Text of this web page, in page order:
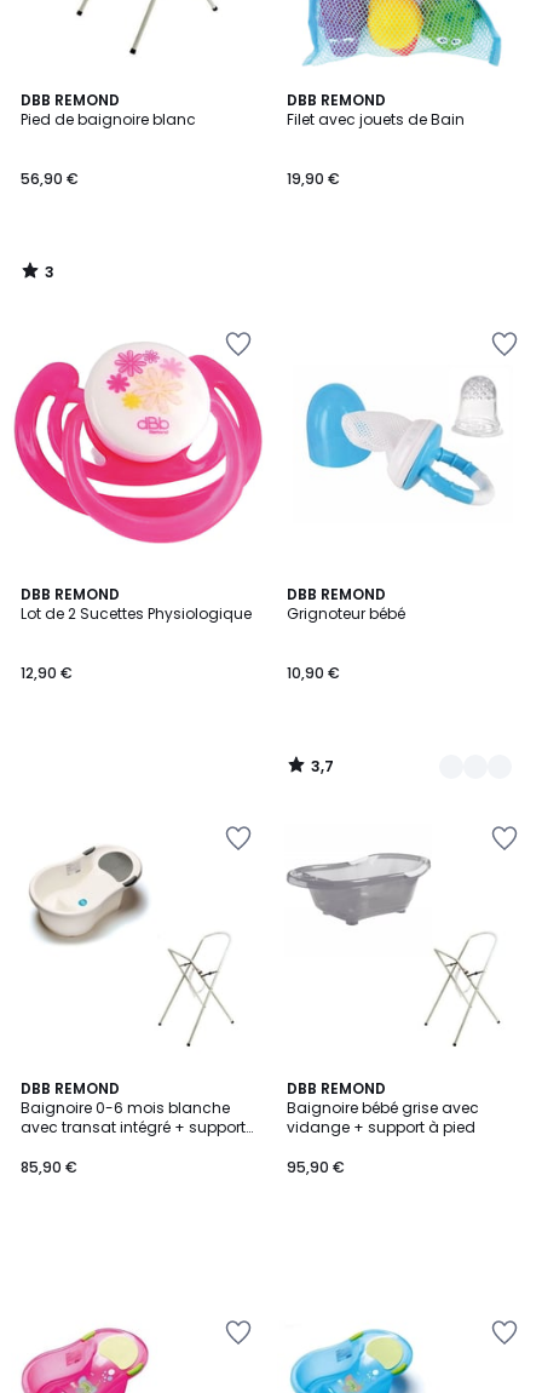
DBB REMOND
Pied de baignoire blanc
56,90 €
3
/
3
/
DBB REMOND
Filet avec jouets de Bain
19,90 €
DBB REMOND
Lot de 2 Sucettes Physiologique
12,90 €
DBB REMOND
Grignoteur bébé
10,90 €
3,7
/ 5
2
Couleurs
3,7
/
DBB REMOND
Baignoire 0-6 mois blanche
avec transat intégré + support
85,90 €
DBB REMOND
Baignoire bébé grise avec
vidange + support à pied
95,90 €